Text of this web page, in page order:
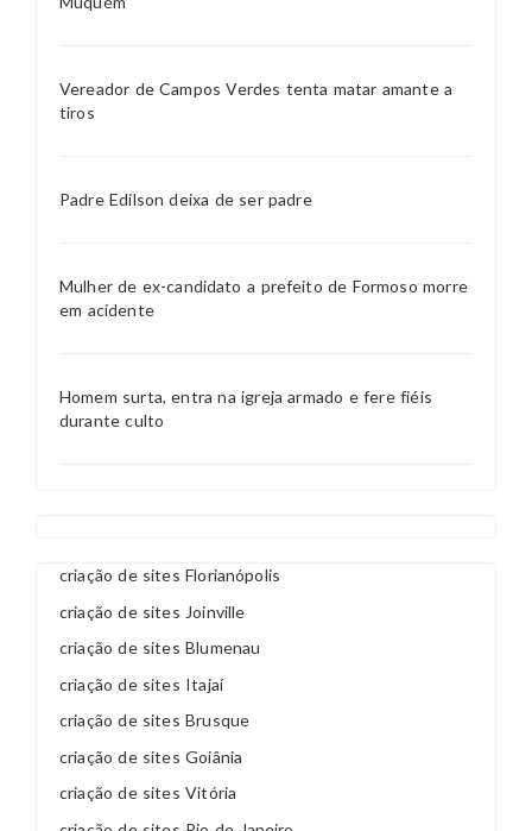
Vereador de Campos Verdes tenta matar amante a
tiros
Padre Edilson deixa de ser padre
Mulher de ex-candidato a prefeito de Formoso morre
em acidente
Homem surta, entra na igreja armado e fere fiéis
durante culto
criação de sites Florianópolis
criação de sites Joinville
criação de sites Blumenau
criação de sites Itajaí
criação de sites Brusque
criação de sites Goiânia
criação de sites Vitória